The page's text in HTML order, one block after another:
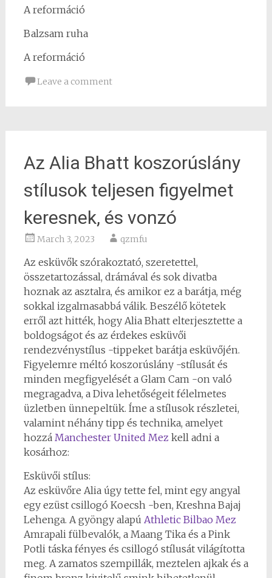
A reformáció
Balzsam ruha
A reformáció
Leave a comment
Az Alia Bhatt koszorúslány
stílusok teljesen figyelmet
keresnek, és vonzó
March 3, 2023 qzmfu
Az esküvők szórakoztató, szeretettel,
összetartozással, drámával és sok divatba
hoznak az asztalra, és amikor ez a barátja, még
sokkal izgalmasabbá válik. Beszélő kötetek
erről azt hitték, hogy Alia Bhatt elterjesztette a
boldogságot és az érdekes esküvői
rendezvénystílus -tippeket barátja esküvőjén.
Figyelemre méltó koszorúslány -stílusát és
minden megfigyelését a Glam Cam -on való
megragadva, a Diva lehetőségeit félelmetes
üzletben ünnepeltük. Íme a stílusok részletei,
valamint néhány tipp és technika, amelyet
hozzá Manchester United Mez kell adni a
kosárhoz:
Esküvői stílus:
Az esküvőre Alia úgy tette fel, mint egy angyal
egy ezüst csillogó Koecsh -ben, Kreshna Bajaj
Lehenga. A gyöngy alapú Athletic Bilbao Mez
Amrapali fülbevalók, a Maang Tika és a Pink
Potli táska fényes és csillogó stílusát világította
meg. A zamatos szempillák, meztelen ajkak és a